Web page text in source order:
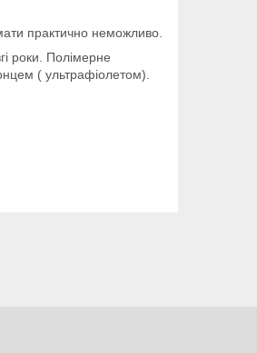
практично неможливо.
роки. Полімерне
( ультрафіолетом).